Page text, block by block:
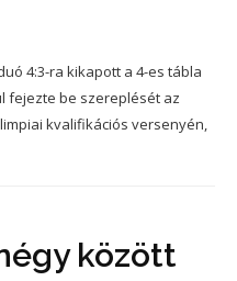
4:3-ra kikapott a 4-es tábla
fejezte be szereplését az
kvalifikációs versenyén,
között